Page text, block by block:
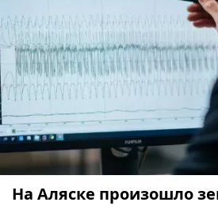
На Аляске произошло